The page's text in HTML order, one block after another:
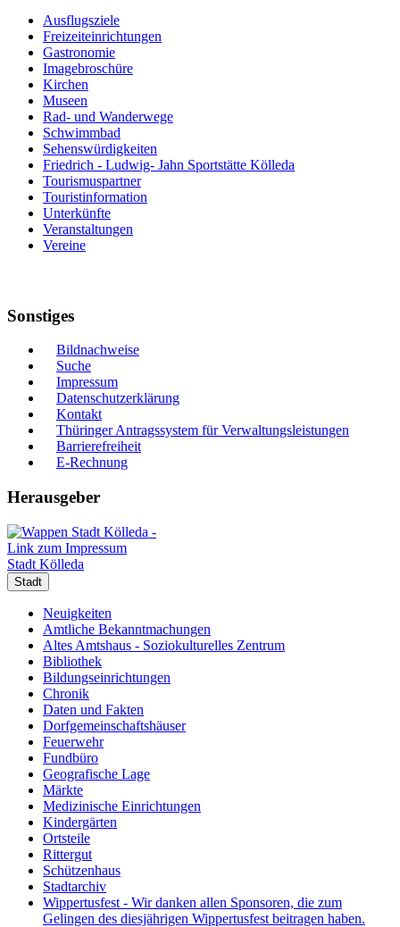
Ausflugsziele
Freizeiteinrichtungen
Gastronomie
Imagebroschüre
Kirchen
Museen
Rad- und Wanderwege
Schwimmbad
Sehenswürdigkeiten
Friedrich - Ludwig- Jahn Sportstätte Kölleda
Tourismuspartner
Touristinformation
Unterkünfte
Veranstaltungen
Vereine
Sonstiges
Bildnachweise
Suche
Impressum
Datenschutzerklärung
Kontakt
Thüringer Antragssystem für Verwaltungsleistungen
Barrierefreiheit
E-Rechnung
Herausgeber
Stadt Kölleda
Stadt
Neuigkeiten
Amtliche Bekanntmachungen
Altes Amtshaus - Soziokulturelles Zentrum
Bibliothek
Bildungseinrichtungen
Chronik
Daten und Fakten
Dorfgemeinschaftshäuser
Feuerwehr
Fundbüro
Geografische Lage
Märkte
Medizinische Einrichtungen
Kindergärten
Ortsteile
Rittergut
Schützenhaus
Stadtarchiv
Wippertusfest - Wir danken allen Sponsoren, die zum
Gelingen des diesjährigen Wippertusfest beitragen haben.